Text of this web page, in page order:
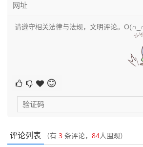
评论列表 （有 3 条评论， 84人围观）